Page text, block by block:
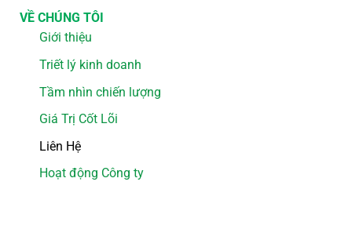
VỀ CHÚNG TÔI
Giới thiệu
Triết lý kinh doanh
Tầm nhìn chiến lượng
Giá Trị Cốt Lõi
Liên Hệ
Hoạt động Công ty